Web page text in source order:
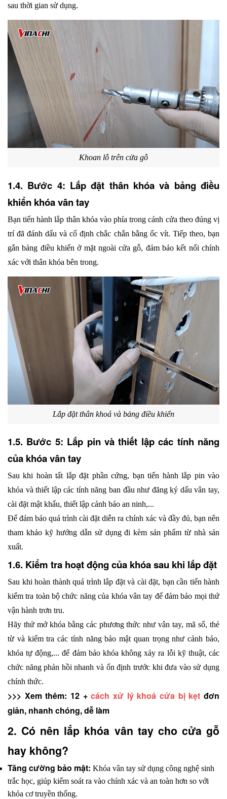
sau thời gian sử dụng.
Khoan lỗ trên cửa gỗ
1.4. Bước 4: Lắp đặt thân khóa và bảng điều
khiển khóa vân tay
Bạn tiến hành lắp thân khóa vào phía trong cánh cửa theo đúng vị
trí đã đánh dấu và cố định chắc chắn bằng ốc vít. Tiếp theo, bạn
gắn bảng điều khiển ở mặt ngoài cửa gỗ, đảm bảo kết nối chính
xác với thân khóa bên trong.
Lắp đặt thân khoá và bảng điều khiển
1.5. Bước 5: Lắp pin và thiết lập các tính năng
của khóa vân tay
Sau khi hoàn tất lắp đặt phần cứng, bạn tiến hành lắp pin vào
khóa và thiết lập các tính năng ban đầu như đăng ký dấu vân tay,
cài đặt mật khẩu, thiết lập cảnh báo an ninh,...
Để đảm bảo quá trình cài đặt diễn ra chính xác và đầy đủ, bạn nên
tham khảo kỹ hướng dẫn sử dụng đi kèm sản phẩm từ nhà sản
xuất.
1.6. Kiểm tra hoạt động của khóa sau khi lắp đặt
Sau khi hoàn thành quá trình lắp đặt và cài đặt, bạn cần tiến hành
kiểm tra toàn bộ chức năng của khóa vân tay để đảm bảo mọi thứ
vận hành trơn tru.
Hãy thử mở khóa bằng các phương thức như vân tay, mã số, thẻ
từ và kiểm tra các tính năng bảo mật quan trọng như cảnh báo,
khóa tự động,... để đảm bảo khóa không xảy ra lỗi kỹ thuật, các
chức năng phản hồi nhanh và ổn định trước khi đưa vào sử dụng
chính thức.
>>> Xem thêm: 12 + cách xử lý khoá cửa bị kẹt đơn
giản, nhanh chóng, dễ làm
2. Có nên lắp khóa vân tay cho cửa gỗ
hay không?
Tăng cường bảo mật: Khóa vân tay sử dụng công nghệ sinh
trắc học, giúp kiểm soát ra vào chính xác và an toàn hơn so với
khóa cơ truyền thống.